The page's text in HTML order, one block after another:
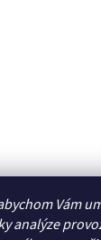
Vám
analýze